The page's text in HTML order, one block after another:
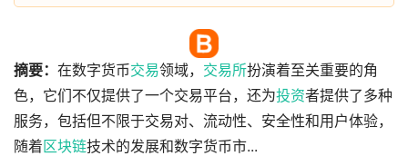
摘要： 在数字货币交易领域， 交易所扮演着至关重要的角
色，它们不仅提供了一个交易平台，还为投资者提供了多种
服务，包括但不限于交易对、流动性、安全性和用户体验，
随着区块链技术的发展和数字货币市...